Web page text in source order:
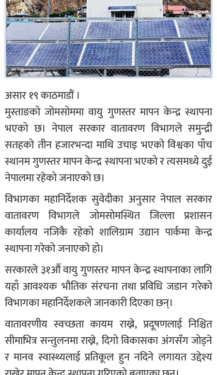
असार १९ काठमाडौं ।
मुस्ताङको जोमसोममा वायु गुणस्तर मापन केन्द्र स्थापना
भएको छ। नेपाल सरकार वातावरण विभागले समुन्द्री
सतहको तीन हजारभन्दा माथि उचाइ भएको विश्वका पाँच
स्थानम गुणस्तर मापन केन्द्र स्थापना भएको र त्यसमध्ये दुई
नेपालमा रहेको जनाएको छ।
विभागका महानिर्देशक सुवेदीका अनुसार नेपाल सरकार
वातावरण विभागले जोमसोमस्थित जिल्ला प्रशासन
कार्यालय नजिकै रहेको शालिग्राम उद्यान पार्कमा केन्द्र
स्थापना गरेको जनाएको हो।
सरकारले ३१औं वायु गुणस्तर मापन केन्द्र स्थापनाका लागि
यहाँ आवश्यक भौतिक संरचना तथा प्रविधि जडान गरेको
विभागका महानिर्देशकले जानकारी दिएका छन्।
वातावरणीय स्वच्छता कायम राख्ने, प्रदूषणलाई निश्चित
सीमाभित्र सन्तुलनमा राख्ने, दिगो विकासका अंगसँग जोड्ने
र मानव स्वास्थ्यलाई प्रतिकूल हुन नदिने लगायत उद्देश्य